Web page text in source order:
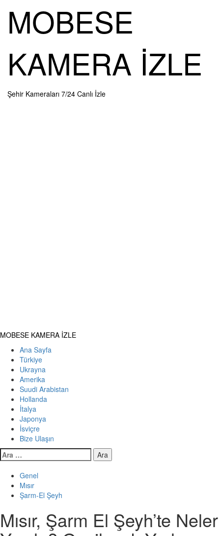
content
MOBESE
KAMERA İZLE
Şehir Kameraları 7/24 Canlı İzle
Primary
MOBESE KAMERA İZLE
Ana Sayfa
Türkiye
Ukrayna
Amerika
Suudi Arabistan
Hollanda
İtalya
Japonya
İsviçre
Bize Ulaşın
Arama:
Genel
Mısır
Şarm-El Şeyh
Mısır, Şarm El Şeyh’te Neler